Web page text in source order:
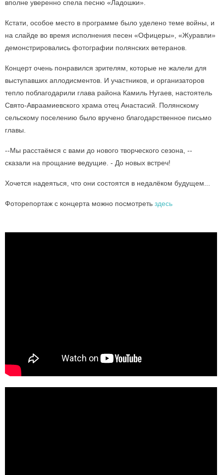
вполне уверенно спела песню «Ладошки».
Кстати, особое место в программе было уделено теме войны, и
на слайде во время исполнения песен «Офицеры», «Журавли»
демонстрировались фотографии полянских ветеранов.
Концерт очень понравился зрителям, которые не жалели для
выступавших аплодисментов. И участников, и организаторов
тепло поблагодарили глава района Камиль Нугаев, настоятель
Свято-Авраамиевского храма отец Анастасий. Полянскому
сельскому поселению было вручено благодарственное письмо
главы.
--Мы расстаёмся с вами до нового творческого сезона, --
сказали на прощание ведущие. - До новых встреч!
Хочется надеяться, что они состоятся в недалёком будущем...
Фоторепортаж с концерта можно посмотреть здесь